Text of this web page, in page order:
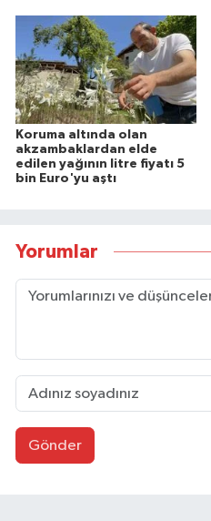
Koruma altında olan
akzambaklardan elde
edilen yağının litre fiyatı 5
bin Euro'yu aştı
Yorumlar
Gönder